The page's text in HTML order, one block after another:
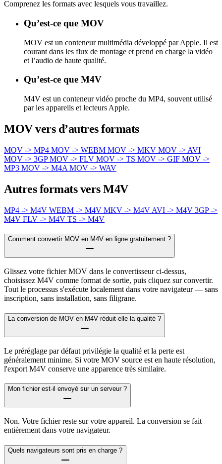
Comprenez les formats avec lesquels vous travaillez.
Qu’est-ce que MOV
MOV est un conteneur multimédia développé par Apple. Il est
courant dans les flux de montage et prend en charge la vidéo
et l’audio de haute qualité.
Qu’est-ce que M4V
M4V est un conteneur vidéo proche du MP4, souvent utilisé
par les appareils et lecteurs Apple.
MOV vers d’autres formats
MOV -> MP4 MOV -> WEBM MOV -> MKV MOV -> AVI
MOV -> 3GPMOV -> FLV MOV -> TS MOV -> GIF MOV ->
MP3 MOV -> M4A MOV -> WAV
Autres formats vers M4V
MP4 -> M4V WEBM -> M4V MKV -> M4V AVI -> M4V 3GP ->
M4V FLV -> M4V TS -> M4V
Comment convertir MOV en M4V en ligne gratuitement ?
Glissez votre fichier MOV dans le convertisseur ci-dessus,
choisissez M4V comme format de sortie, puis cliquez sur convertir.
Tout le processus s'exécute localement dans votre navigateur — sans
inscription, sans installation, sans filigrane.
La conversion de MOV en M4V réduit-elle la qualité ?
Le préréglage par défaut privilégie la qualité et la perte est
généralement minime. Si votre MOV source est en haute résolution,
l'export M4V conserve une apparence très similaire.
Mon fichier est-il envoyé sur un serveur ?
Non. Votre fichier reste sur votre appareil. La conversion se fait
entièrement dans votre navigateur.
Quels navigateurs sont pris en charge ?